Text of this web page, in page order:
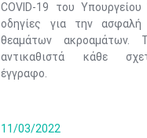
COVID-19 του Υπουργείου
οδηγίες για την ασφαλή
θεαμάτων ακροαμάτων.
αντικαθιστά κάθε
έγγραφο.
11/03/2022